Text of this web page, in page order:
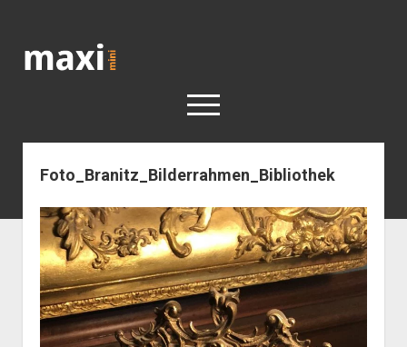
open
< work
Berlin
Reisen
Kunst
Geschichte
open
dropdown
menu
Geschichte der Stadt Berlin
Impressum
Foto_Branitz_Bilderrahmen_Bibliothek